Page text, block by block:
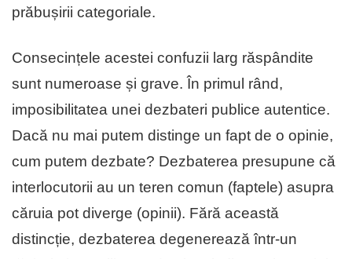
prăbușirii categoriale.
Consecințele acestei confuzii larg răspândite
sunt numeroase și grave. În primul rând,
imposibilitatea unei dezbateri publice autentice.
Dacă nu mai putem distinge un fapt de o opinie,
cum putem dezbate? Dezbaterea presupune că
interlocutorii au un teren comun (faptele) asupra
căruia pot diverge (opinii). Fără această
distincție, dezbaterea degenerează într-un